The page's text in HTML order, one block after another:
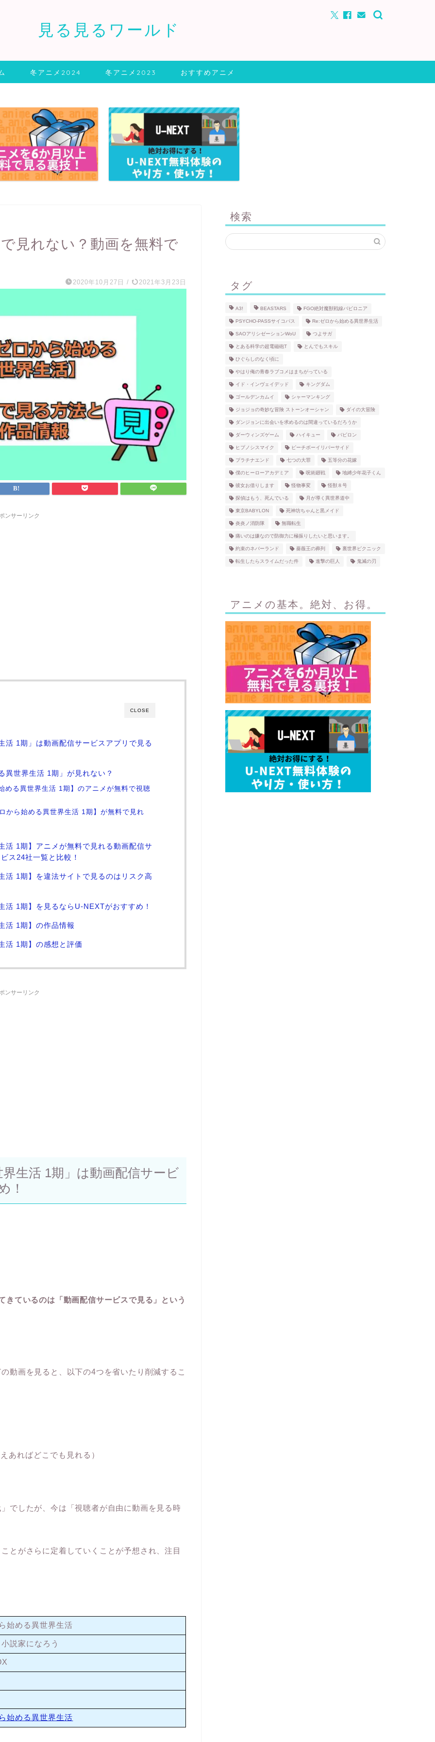
見る見るワールド
冬アニメ2024 冬アニメ2023 おすすめアニメ
見れない？動画を無料で
2020年10月27日 / 2021年3月23日
ンサーリンク
CLOSE
活 1期」は動画配信サービスアプリで見る
世界生活 1期」が見れない？
める異世界生活 1期】のアニメが無料で視聴
から始める異世界生活 1期】が無料で見れ
活 1期】アニメが無料で見れる動画配信サ
ス24社一覧と比較！
活 1期】を違法サイトで見るのはリスク高
活 1期】を見るならU-NEXTがおすすめ！
活 1期】の作品情報
活 1期】の感想と評価
ンサーリンク
生活 1期」は動画配信サービ
！
きているのは「動画配信サービスで見る」という
動画を見ると、以下の4つを省いたり削減するこ
あればどこでも見れる）
でしたが、今は「視聴者が自由に動画を見る時
とがさらに定着していくことが予想され、注目
始める異世界生活
説家になろう
始める異世界生活
検索
タグ
A3! BEASTARS FGO絶対魔獣戦線バビロニア
PSYCHO-PASSサイコパス Re:ゼロから始める異世界生活
SAOアリシゼーションWoU つよサガ
とある科学の超電磁砲T とんでもスキル
ひぐらしのなく頃に
やはり俺の青春ラブコメはまちがっている
イド・インヴェイデッド キングダム
ゴールデンカムイ シャーマンキング
ジョジョの奇妙な冒険 ストーンオーシャン ダイの大冒険
ダンジョンに出会いを求めるのは間違っているだろうか
ダーウィンズゲーム ハイキュー バビロン
ヒプノシスマイク ピーチボーイリバーサイド
プラチナエンド 七つの大罪 五等分の花嫁
僕のヒーローアカデミア 呪術廻戦 地縛少年花子くん
彼女お借りします 怪物事変 怪獣８号
探偵はもう、死んでいる 月が導く異世界道中
東京BABYLON 死神坊ちゃんと黒メイド
炎炎ノ消防隊 無職転生
痛いのは嫌なので防御力に極振りしたいと思います。
約束のネバーランド 薔薇王の葬列 裏世界ピクニック
転生したらスライムだった件 進撃の巨人 鬼滅の刃
アニメの基本。絶対、お得。